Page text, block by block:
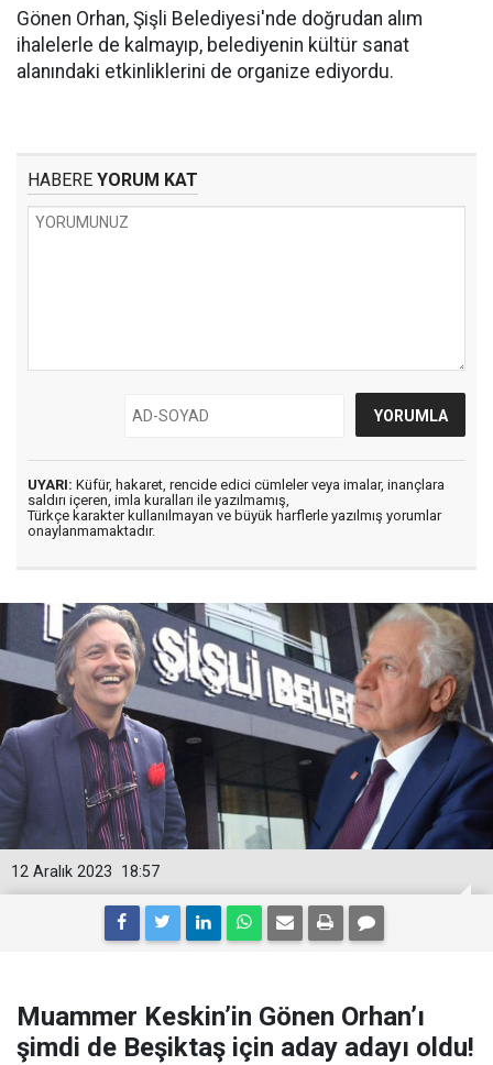
Gönen Orhan, Şişli Belediyesi'nde doğrudan alım
ihalelerle de kalmayıp, belediyenin kültür sanat
alanındaki etkinliklerini de organize ediyordu.
HABERE YORUM KAT
UYARI: Küfür, hakaret, rencide edici cümleler veya imalar, inançlara
saldırı içeren, imla kuralları ile yazılmamış,
Türkçe karakter kullanılmayan ve büyük harflerle yazılmış yorumlar
onaylanmamaktadır.
18:57
12 Aralık 2023
Muammer Keskin’in Gönen Orhan’ı
şimdi de Beşiktaş için aday adayı oldu!